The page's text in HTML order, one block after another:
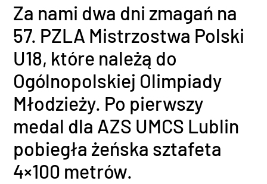
Za nami dwa dni zmagań na
57. PZLA Mistrzostwa Polski
U18, które należą do
Ogólnopolskiej Olimpiady
Młodzieży. Po pierwszy
medal dla AZS UMCS Lublin
pobiegła żeńska sztafeta
4×100 metrów.